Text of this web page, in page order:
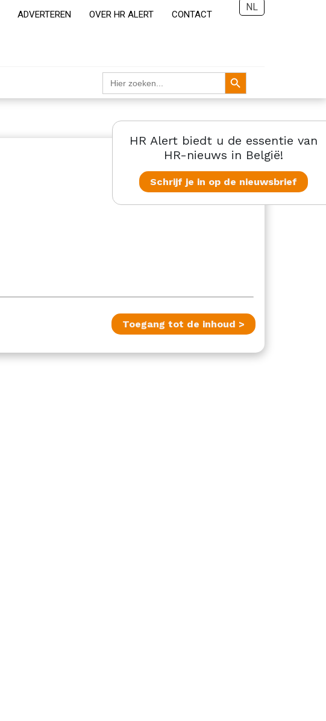
ADVERTEREN OVER HR ALERT CONTACT
NL
Zoek
naar:
Zoekknop
HR Alert biedt u de essentie van
HR-nieuws in België!
Schrijf je in op de nieuwsbrief
Toegang tot de inhoud >